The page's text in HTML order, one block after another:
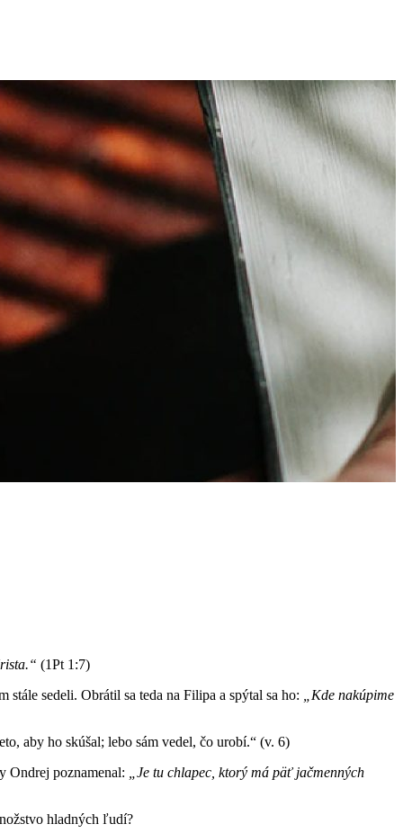
(1Pt 1:7)
sedeli. Obrátil sa teda na Filipa a spýtal sa ho:
„Kde nakúpime
aby ho skúšal; lebo sám vedel, čo urobí.“ (v. 6)
Ondrej poznamenal:
„Je tu chlapec, ktorý má päť jačmenných
hladných ľudí?